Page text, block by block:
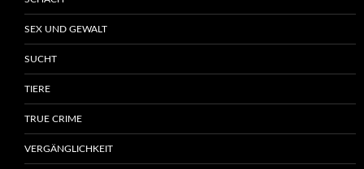
SEX UND GEWALT
SUCHT
TIERE
TRUE CRIME
VERGÄNGLICHKEIT